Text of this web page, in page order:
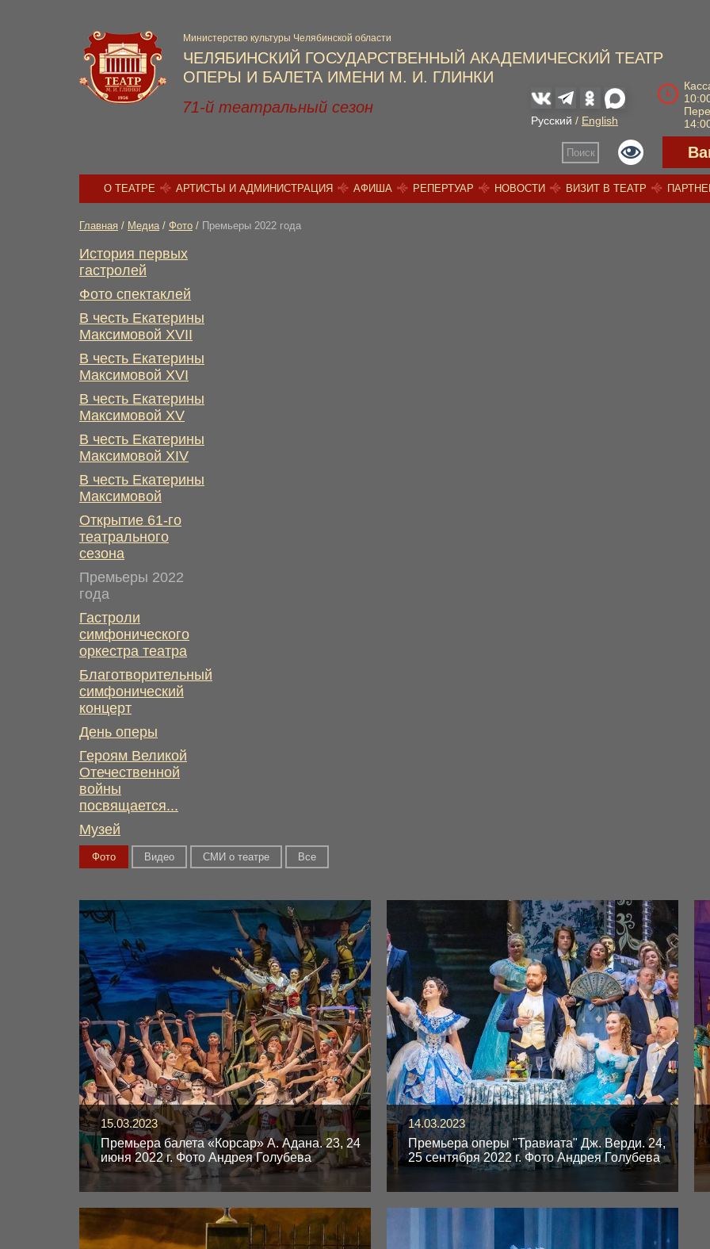
ЧЕЛЯБИНСКИЙ ГОСУДАРСТВЕННЫЙ АКАДЕМИЧЕСКИЙ ТЕАТР
ОПЕРЫ И БАЛЕТА ИМЕНИ М. И. ГЛИНКИ
Министерство культуры Челябинской области
Русский / English
71-й театральный сезон
Поиск
О ТЕАТРЕ АРТИСТЫ И АДМИНИСТРАЦИЯ АФИША РЕПЕРТУАР НОВОСТИ ВИЗИТ В ТЕАТР
Главная / Медиа/ Фото / Премьеры 2022 года
История первых
гастролей
Фото спектаклей
В честь Екатерины
Максимовой XVII
В честь Екатерины
Максимовой XVI
В честь Екатерины
Максимовой XV
В честь Екатерины
Максимовой XIV
В честь Екатерины
Максимовой
Открытие 61-го
театрального
сезона
Премьеры 2022
года
Гастроли
симфонического
оркестра театра
Благотворительный
симфонический
концерт
День оперы
Героям Великой
Отечественной
войны
посвящается...
Музей
Фото Видео СМИ о театре Вce
15.03.2023
Премьера балета «Корсар» А. Адана. 23, 24
июня 2022 г. Фото Андрея Голубева
14.03.2023
Премьера оперы "Травиата" Дж. Верди. 24,
25 сентября 2022 г. Фото Андрея Голубева